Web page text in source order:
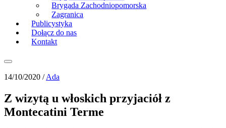
Brygada Zachodniopomorska
Zagranica
Publicystyka
Dołącz do nas
Kontakt
14/10/2020 /Ada
Z wizytą u włoskich przyjaciół z
Montecatini Terme